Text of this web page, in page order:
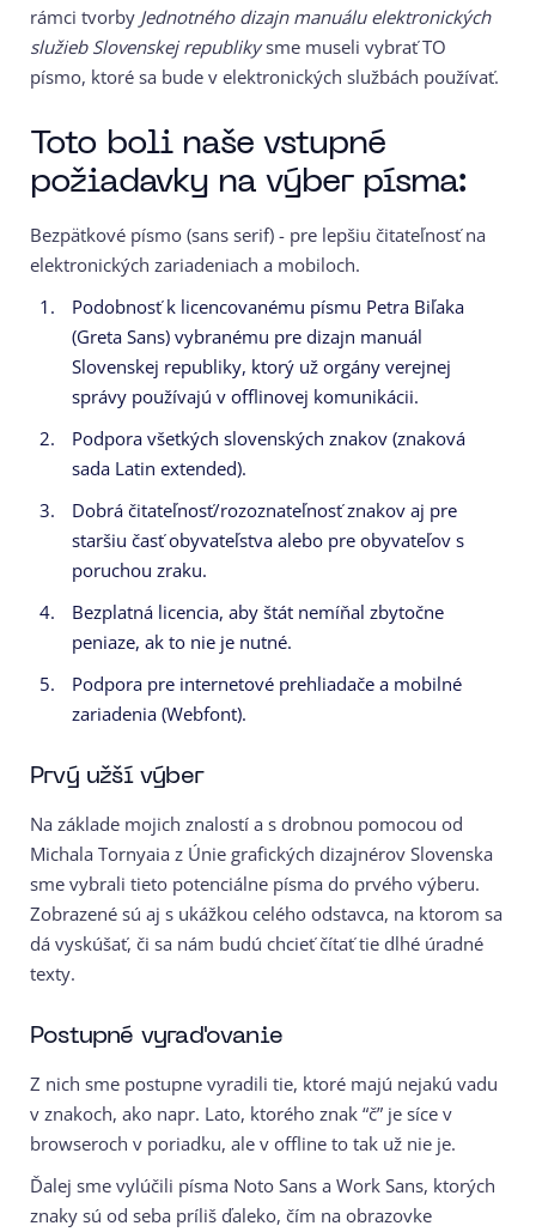
rámci tvorby Jednotného dizajn manuálu elektronických
služieb Slovenskej republikysme museli vybrať TO
písmo, ktoré sa bude v elektronických službách používať.
Toto boli naše vstupné
požiadavky na výber písma:
Bezpätkové písmo (sans serif) - pre lepšiu čitateľnosť na
elektronických zariadeniach a mobiloch.
Podobnosť k licencovanému písmu Petra Biľaka
(Greta Sans) vybranému pre dizajn manuál
Slovenskej republiky, ktorý už orgány verejnej
správy používajú v offlinovej komunikácii.
Podpora všetkých slovenských znakov (znaková
sada Latin extended).
Dobrá čitateľnosť/rozoznateľnosť znakov aj pre
staršiu časť obyvateľstva alebo pre obyvateľov s
poruchou zraku.
Bezplatná licencia, aby štát nemíňal zbytočne
peniaze, ak to nie je nutné.
Podpora pre internetové prehliadače a mobilné
zariadenia (Webfont).
Prvý užší výber
Na základe mojich znalostí a s drobnou pomocou od
Michala Tornyaia z Únie grafických dizajnérov Slovenska
sme vybrali tieto potenciálne písma do prvého výberu.
Zobrazené sú aj s ukážkou celého odstavca, na ktorom sa
dá vyskúšať, či sa nám budú chcieť čítať tie dlhé úradné
texty.
Postupné vyraďovanie
Z nich sme postupne vyradili tie, ktoré majú nejakú vadu
v znakoch, ako napr. Lato, ktorého znak “č” je síce v
browseroch v poriadku, ale v offline to tak už nie je.
Ďalej sme vylúčili písma Noto Sans a Work Sans, ktorých
znaky sú od seba príliš ďaleko, čím na obrazovke